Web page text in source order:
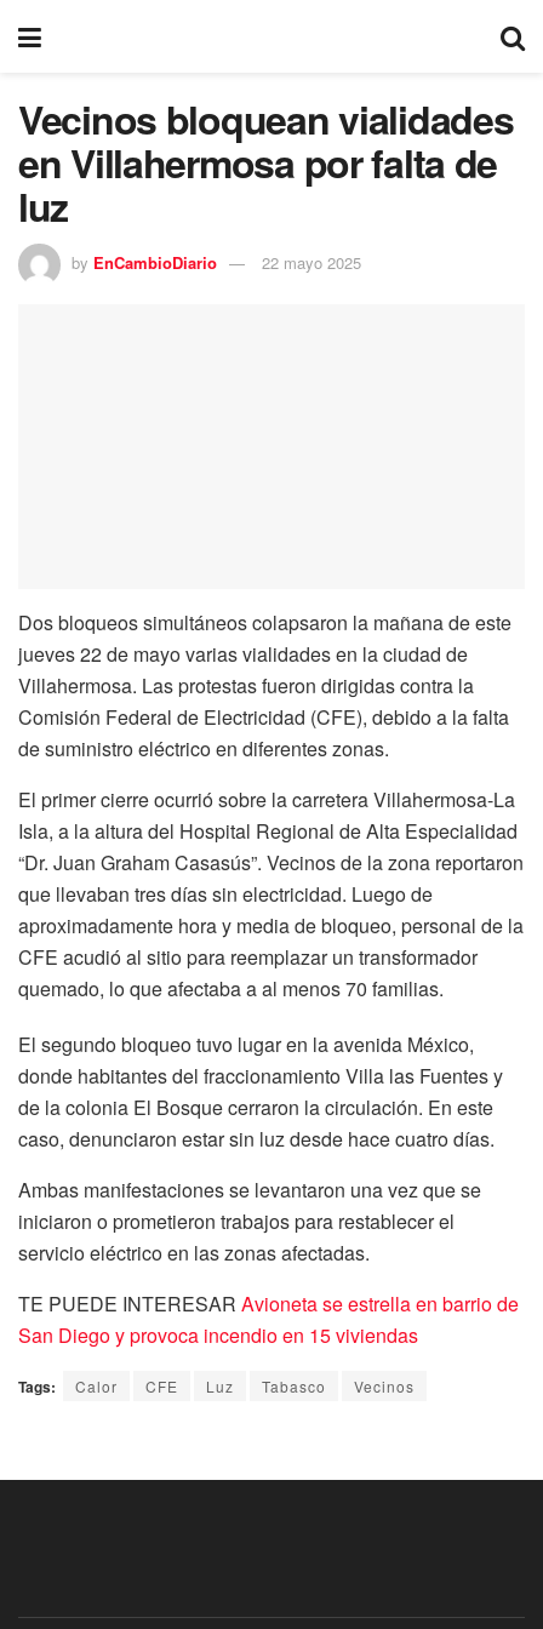
Vecinos bloquean vialidades
en Villahermosa por falta de
luz
by EnCambioDiario 22 mayo 2025
Dos bloqueos simultáneos colapsaron la mañana de este
jueves 22 de mayo varias vialidades en la ciudad de
Villahermosa. Las protestas fueron dirigidas contra la
Comisión Federal de Electricidad (CFE), debido a la falta
de suministro eléctrico en diferentes zonas.
El primer cierre ocurrió sobre la carretera Villahermosa-La
Isla, a la altura del Hospital Regional de Alta Especialidad
“Dr. Juan Graham Casasús”. Vecinos de la zona reportaron
que llevaban tres días sin electricidad. Luego de
aproximadamente hora y media de bloqueo, personal de la
CFE acudió al sitio para reemplazar un transformador
quemado, lo que afectaba a al menos 70 familias.
El segundo bloqueo tuvo lugar en la avenida México,
donde habitantes del fraccionamiento Villa las Fuentes y
de la colonia El Bosque cerraron la circulación. En este
caso, denunciaron estar sin luz desde hace cuatro días.
Ambas manifestaciones se levantaron una vez que se
iniciaron o prometieron trabajos para restablecer el
servicio eléctrico en las zonas afectadas.
TE PUEDE INTERESAR Avioneta se estrella en barrio de
San Diego y provoca incendio en 15 viviendas
Tags: Calor CFE Luz Tabasco Vecinos